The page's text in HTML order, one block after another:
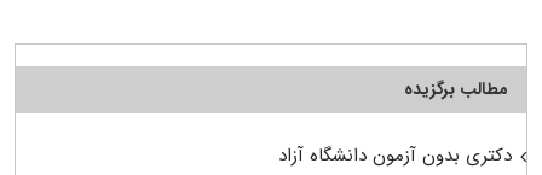
مطالب برگزیده
دکتری بدون آزمون دانشگاه آزاد